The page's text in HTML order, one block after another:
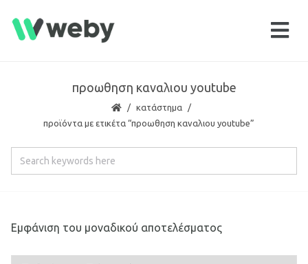
προωθηση καναλιου youtube
κατάστημα
προϊόντα με ετικέτα “προωθηση καναλιου youtube”
Εμφάνιση του μοναδικού αποτελέσματος